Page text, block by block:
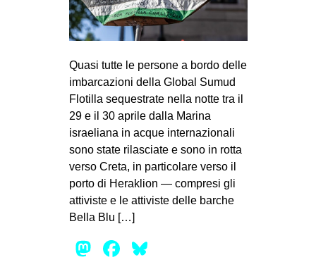
Quasi tutte le persone a bordo delle
imbarcazioni della Global Sumud
Flotilla sequestrate nella notte tra il
29 e il 30 aprile dalla Marina
israeliana in acque internazionali
sono state rilasciate e sono in rotta
verso Creta, in particolare verso il
porto di Heraklion — compresi gli
attiviste e le attiviste delle barche
Bella Blu […]
Mastodon
Facebook